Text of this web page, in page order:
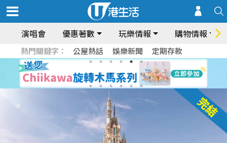
演唱會 優惠著數 玩樂情報 購物情報
熱門關鍵字： 公屋熱話 娛樂新聞 定期存款